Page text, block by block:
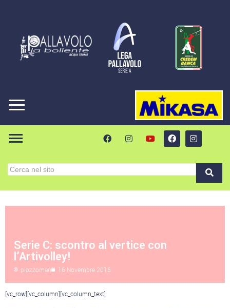
Serie C: scontro al vertice con
l’Artivolley!
piozzoman 16 Novembre 2016
[vc_row][vc_column][vc_column_text]